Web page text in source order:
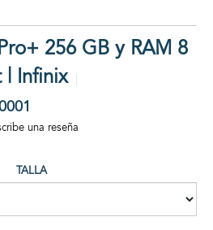
256 GB y RAM 8
| Infinix
una reseña
TALLA